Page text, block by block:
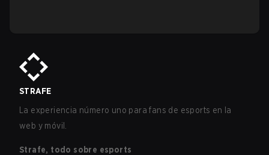
STRAFE
La experiencia número uno para fans de esports en la
web y móvil.
Strafe, todo sobre esports